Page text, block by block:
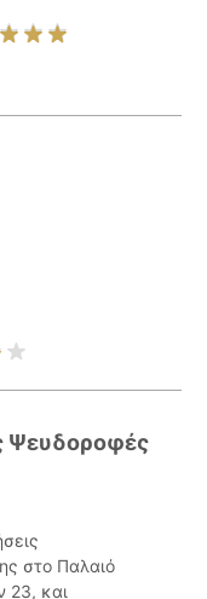
Ψευδοροφές
στο Παλαιό
23, και